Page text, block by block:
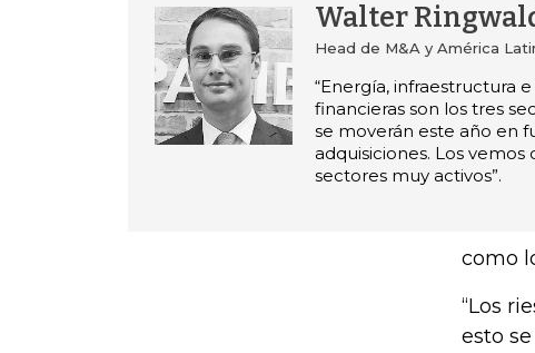
Walter
Head de M&A y América
“Energía, infraestructura
financieras son los tres
se moverán este año en
adquisiciones. Los vemos
sectores muy activos”.
como
“Los
esto